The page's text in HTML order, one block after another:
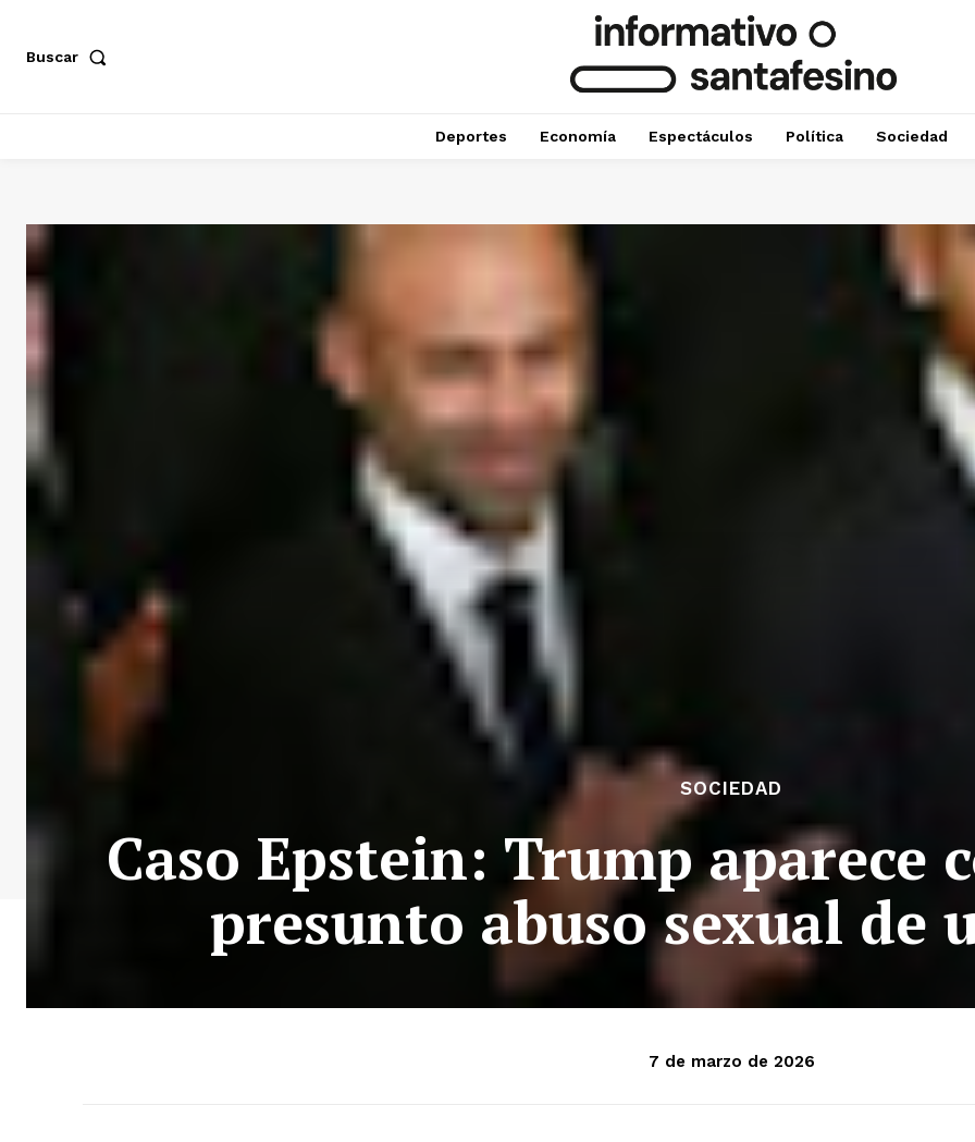
Buscar
Deportes Economía Espectáculos Política Sociedad
SOCIEDAD
Caso Epstein: Trump aparece
presunto abuso sexual de
7 de marzo de 2026